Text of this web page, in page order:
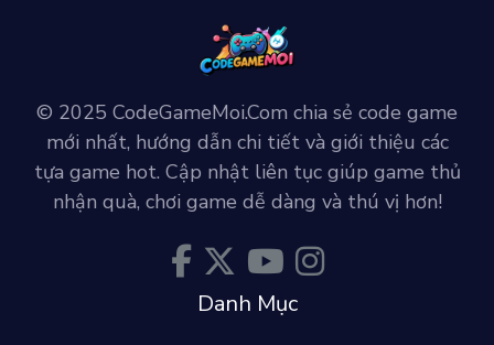
© 2025 CodeGameMoi.Com chia sẻ code game
mới nhất, hướng dẫn chi tiết và giới thiệu các
tựa game hot. Cập nhật liên tục giúp game thủ
nhận quà, chơi game dễ dàng và thú vị hơn!
Danh Mục